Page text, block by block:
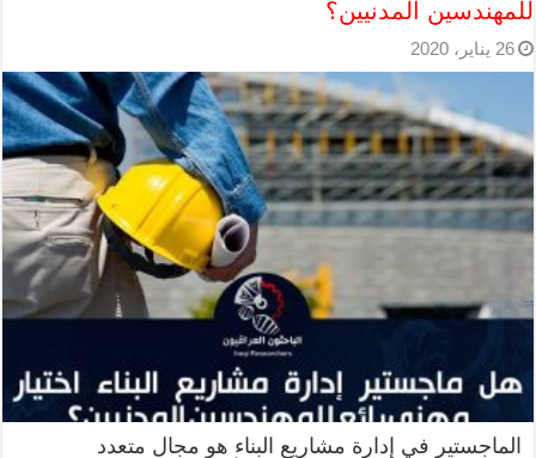
للمهندسين المدنيين؟
26 يناير، 2020
الماجستير في إدارة مشاريع البناء هو مجال متعدد